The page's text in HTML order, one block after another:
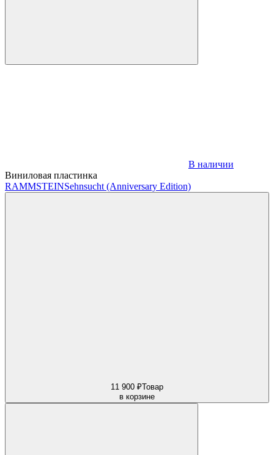
В наличии
Виниловая пластинка
RAMMSTEINSehnsucht (Anniversary Edition)
11 900 ₽Товар
в корзине